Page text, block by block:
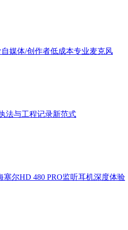
媒体/创作者低成本专业麦克风
法与工程记录新范式
尔HD 480 PRO监听耳机深度体验